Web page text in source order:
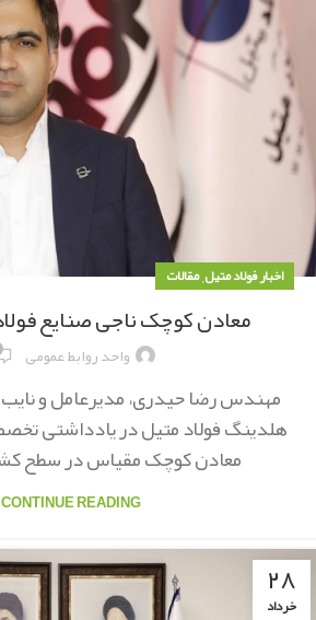
اخبار فولاد متیل,مقالات
معادن کوچک ناجی صنایع
واحد روابط عمومی
مهندس رضا حیدری، مدیرعامل و
هلدینگ فولاد متیل در یادداشتی
معادن کوچک مقیاس در سطح
CONTINUE READING
۲۸
خرداد